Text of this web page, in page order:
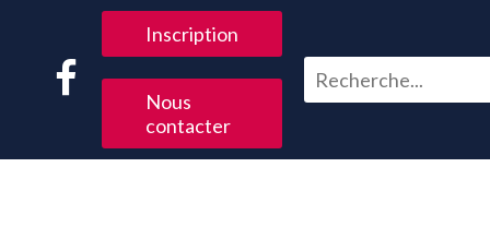
Inscription
Nous
contacter